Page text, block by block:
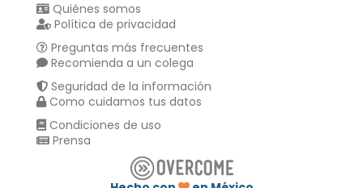
Quiénes somos
Política de privacidad
Preguntas más frecuentes
Recomienda a un colega
Seguridad de la información
Como cuidamos tus datos
Condiciones de uso
Prensa